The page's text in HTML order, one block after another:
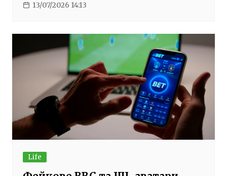
13/07/2026 14:13
Life